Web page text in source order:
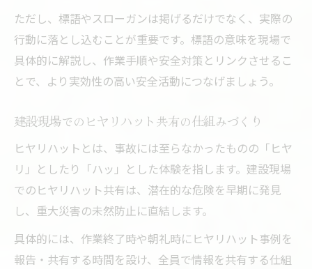
ただし、標語やスローガンは掲げるだけでなく、実際の
行動に落とし込むことが重要です。標語の意味を現場で
具体的に解説し、作業手順や安全対策とリンクさせるこ
とで、より実効性の高い安全活動につなげましょう。
建設現場でのヒヤリハット共有の仕組みづくり
ヒヤリハットとは、事故には至らなかったものの「ヒヤ
リ」としたり「ハッ」とした体験を指します。建設現場
でのヒヤリハット共有は、潜在的な危険を早期に発見
し、重大災害の未然防止に直結します。
具体的には、作業終了時や朝礼時にヒヤリハット事例を
報告・共有する時間を設け、全員で情報を共有する仕組